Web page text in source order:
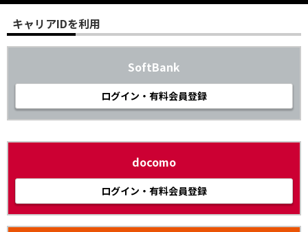
キャリアIDを利用
SoftBank
ログイン・有料会員登録
docomo
ログイン・有料会員登録